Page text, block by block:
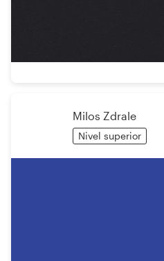
Milos Zdrale
Nivel superior